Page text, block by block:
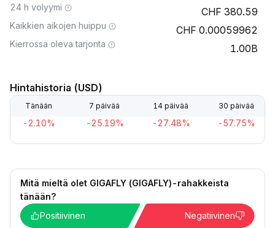
24 h volyymi 380.59
Kaikkien aikojen huippu 0.00059962
Kierrossa oleva tarjonta 1.00B
Hintahistoria (USD)
Tänään 7 päivää 14 päivää 30 päivää
-2.10% -25.19% -27.48% -57.75%
Mitä mieltä olet GIGAFLY (GIGAFLY)-rahakkeista
tänään?
Positiivinen
Negatiivinen